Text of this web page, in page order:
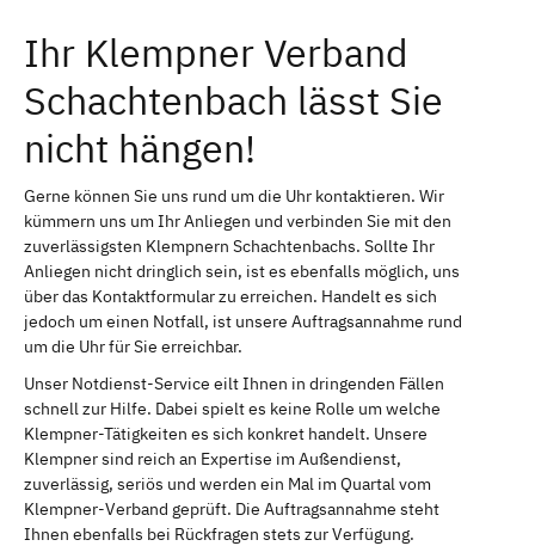
Ihr Klempner Verband
Schachtenbach lässt Sie
nicht hängen!
Gerne können Sie uns rund um die Uhr kontaktieren. Wir
kümmern uns um Ihr Anliegen und verbinden Sie mit den
zuverlässigsten Klempnern Schachtenbachs. Sollte Ihr
Anliegen nicht dringlich sein, ist es ebenfalls möglich, uns
über das Kontaktformular zu erreichen. Handelt es sich
jedoch um einen Notfall, ist unsere Auftragsannahme rund
um die Uhr für Sie erreichbar.
Unser Notdienst-Service eilt Ihnen in dringenden Fällen
schnell zur Hilfe. Dabei spielt es keine Rolle um welche
Klempner-Tätigkeiten es sich konkret handelt. Unsere
Klempner sind reich an Expertise im Außendienst,
zuverlässig, seriös und werden ein Mal im Quartal vom
Klempner-Verband geprüft. Die Auftragsannahme steht
Ihnen ebenfalls bei Rückfragen stets zur Verfügung.